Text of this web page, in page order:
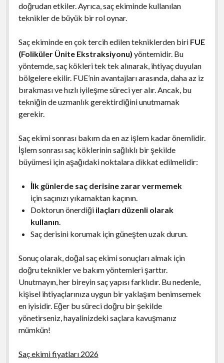
doğrudan etkiler. Ayrıca, saç ekiminde kullanılan
teknikler de büyük bir rol oynar.
Saç ekiminde en çok tercih edilen tekniklerden biri FUE
(Foliküler Ünite Ekstraksiyonu) yöntemidir. Bu
yöntemde, saç kökleri tek tek alınarak, ihtiyaç duyulan
bölgelere ekilir. FUE’nin avantajları arasında, daha az iz
bırakması ve hızlı iyileşme süreci yer alır. Ancak, bu
tekniğin de uzmanlık gerektirdiğini unutmamak
gerekir.
Saç ekimi sonrası bakım da en az işlem kadar önemlidir.
İşlem sonrası saç köklerinin sağlıklı bir şekilde
büyümesi için aşağıdaki noktalara dikkat edilmelidir:
İlk günlerde saç derisine zarar vermemek
için saçınızı yıkamaktan kaçının.
Doktorun önerdiği ilaçları düzenli olarak
kullanın.
Saç derisini korumak için güneşten uzak durun.
Sonuç olarak, doğal saç ekimi sonuçları almak için
doğru teknikler ve bakım yöntemleri şarttır.
Unutmayın, her bireyin saç yapısı farklıdır. Bu nedenle,
kişisel ihtiyaçlarınıza uygun bir yaklaşım benimsemek
en iyisidir. Eğer bu süreci doğru bir şekilde
yönetirseniz, hayalinizdeki saçlara kavuşmanız
mümkün!
Saç ekimi fiyatları 2026